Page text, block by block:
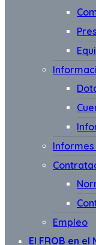
Empleo
El FROB en el